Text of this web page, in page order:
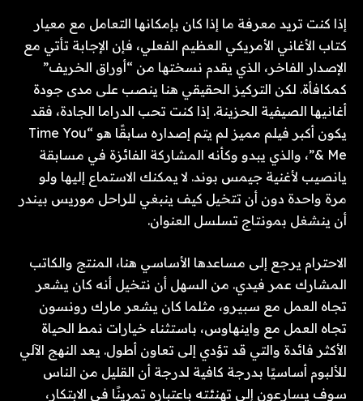
إذا كنت تريد معرفة ما إذا كان بإمكانها التعامل مع معيار
كتاب الأغاني الأمريكي العظيم الفعلي، فإن الإجابة تأتي مع
الإصدار الفاخر، الذي يقدم نسختها من “أوراق الخريف”
كمكافأة. لكن التركيز الحقيقي هنا ينصب على مدى جودة
أغانيها الصيفية الحزينة. إذا كنت تحب الدراما الجادة، فقد
يكون أكبر فيلم مميز لم يتم إصداره سابقًا هو “Time You
& Me”، والذي يبدو وكأنه المشاركة الفائزة في مسابقة
يانصيب لأغنية جيمس بوند. لا يمكنك الاستماع إليها ولو
مرة واحدة دون أن تتخيل كيف ينبغي للراحل موريس بيندر
أن ينشغل بمونتاج تسلسل العنوان.
الاحترام يرجع إلى مساعدها الأساسي هنا، المنتج والكاتب
المشارك عمر فيدي. من السهل أن نتخيل أنه كان يشعر
تجاه العمل مع سبيرو، مثلما كان يشعر مارك رونسون
تجاه العمل مع واينهاوس، باستثناء خيارات نمط الحياة
الأكثر فائدة والتي قد تؤدي إلى تعاون أطول. يعد النهج الآلي
للألبوم أساسيًا بدرجة كافية لدرجة أن القليل من الناس
سوف يسارعون إلى تهنئته باعتباره تمرينًا في الابتكار،